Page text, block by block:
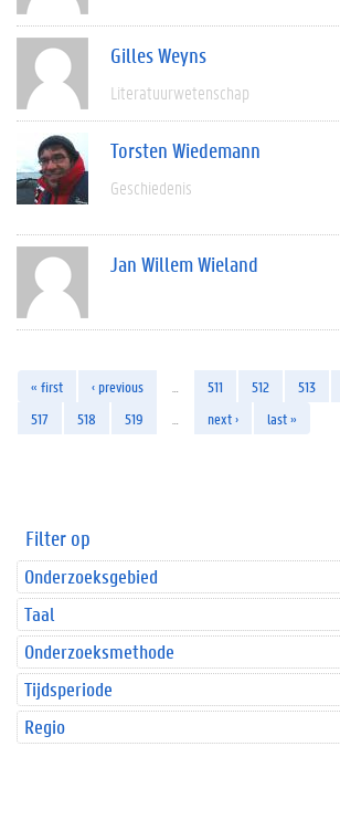
Gilles Weyns
Literatuurwetenschap
Torsten Wiedemann
Geschiedenis
Jan Willem Wieland
« first ‹ previous 511 512 513
517
518 519 next › last »
Filter op
Onderzoeksgebied
Taal
Onderzoeksmethode
Tijdsperiode
Regio